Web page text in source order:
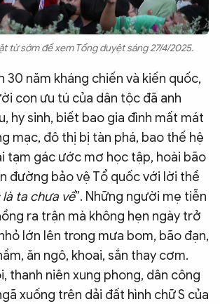
từ sớm để xem Tổng duyệt sáng 27/4/2025.
30 năm kháng chiến và kiến quốc,
con ưu tú của dân tộc đã anh
hy sinh, biết bao gia đình mất mát
mạc, đô thị bị tàn phá, bao thế hệ
tạm gác ước mơ học tập, hoài bão
đường bảo vệ Tổ quốc với lời thề
ta chưa về”. Những người mẹ tiễn
ra trận mà không hẹn ngày trở
lớn lên trong mưa bom, bão đạn,
ăn ngô, khoai, sắn thay cơm.
thanh niên xung phong, dân công
xuống trên dải đất hình chữ S của